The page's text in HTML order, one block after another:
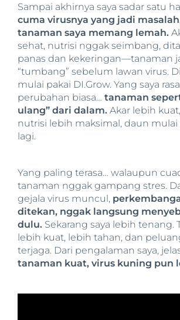
Sampai akhirnya saya sadar satu
cuma virusnya yang jadi
tanaman saya memang lemah.
sehat, nutrisi nggak seimbang,
panas dan kekeringan—tanaman
“tumbang” sebelum lawan virus.
mulai pakai DI.Grow. Yang saya
perubahan biasa… tanaman
ulang” dari dalam. Akar lebih
nutrisi lebih maksimal, daun mulai
lagi.
Yang paling terasa… walaupun
tanaman nggak gampang stres.
gejala virus muncul,
ditekan, nggak langsung
dulu. Sekarang saya lebih tenang.
lebih kuat, lebih tahan, dan
terjaga. Dari pengalaman saya,
tanaman kuat, virus kuning pun